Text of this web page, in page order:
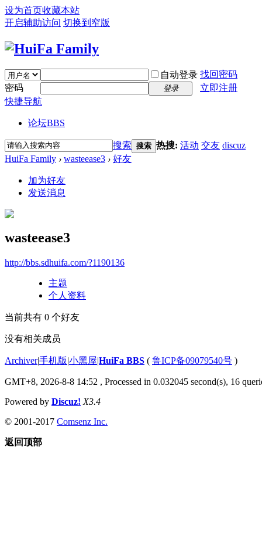
设为首页收藏本站
开启辅助访问 切换到窄版
自动登录 找回密码
密码
登录
立即注册
快捷导航
论坛BBS
搜索 搜索 热搜: 活动 交友 discuz
HuiFa Family › wasteease3 › 好友
加为好友
发送消息
wasteease3
http://bbs.sdhuifa.com/?1190136
主题
个人资料
当前共有 0 个好友
没有相关成员
Archiver|手机版|小黑屋|HuiFa BBS ( 鲁ICP备09079540号 )
GMT+8, 2026-8-8 14:52 , Processed in 0.032045 second(s), 16
Powered by Discuz! X3.4
© 2001-2017 Comsenz Inc.
返回顶部